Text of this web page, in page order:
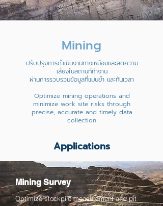
Mining
ปรับปรุงการดำเนินงานทางเหมืองและลดความ
เสี่ยงในสถานที่ทำงาน
ผ่านการรวบรวมข้อมูลที่แม่นยำ และทันเวลา
Optimize mining operations and
minimize work site risks through
precise, accurate and timely data
collection
Applications
Mining Survey
Optimize stockpile measurement and pit